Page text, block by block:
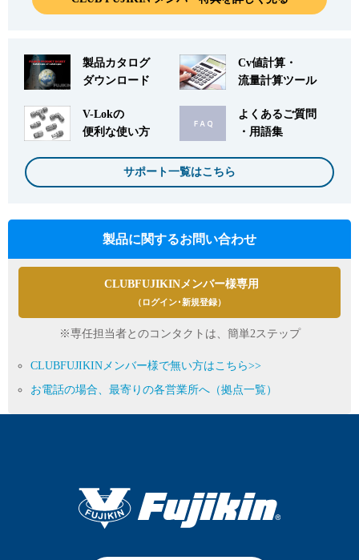
製品カタログ
ダウンロード
Cv値計算・
流量計算ツール
V-Lokの
便利な使い方
よくあるご質問
・用語集
サポート一覧はこちら
製品に関するお問い合わせ
CLUBFUJIKINメンバー様専用
（ログイン･新規登録）
※専任担当者とのコンタクトは、簡単2ステップ
CLUBFUJIKINメンバー様で無い方はこちら>>
お電話の場合、最寄りの各営業所へ（拠点一覧）